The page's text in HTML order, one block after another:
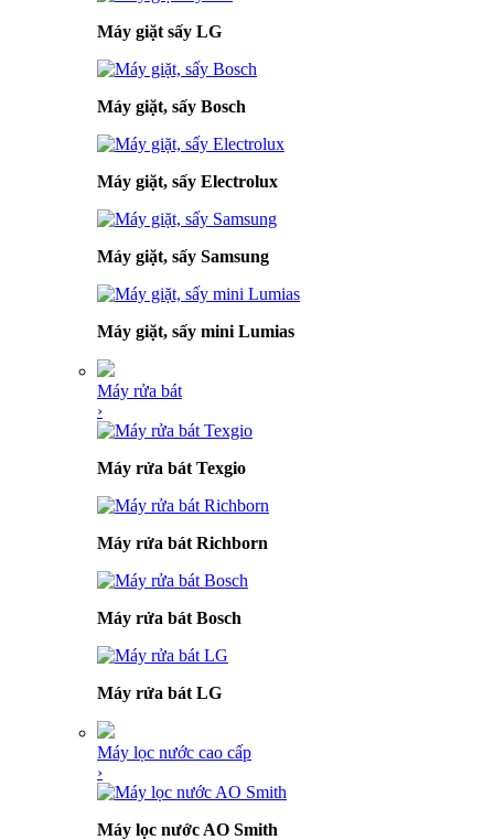
Máy giặt sấy LG
Máy giặt, sấy Bosch
Máy giặt, sấy Electrolux
Máy giặt, sấy Samsung
Máy giặt, sấy mini Lumias
Máy rửa bát
›
Máy rửa bát Texgio
Máy rửa bát Richborn
Máy rửa bát Bosch
Máy rửa bát LG
Máy lọc nước cao cấp
›
Máy lọc nước AO Smith